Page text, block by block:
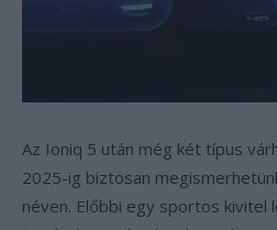
Az Ioniq 5 után még két típus
2025-ig biztosan
néven. Előbbi egy sportos kivitel